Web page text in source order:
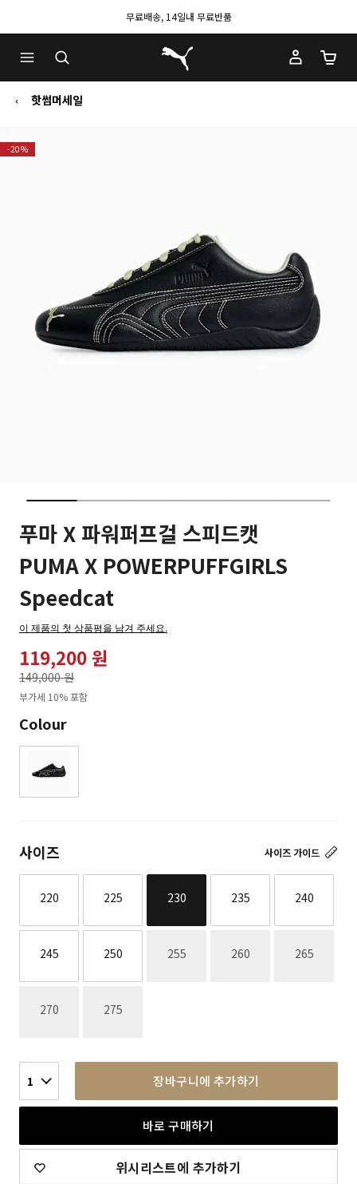
무료배송, 14일내 무료반품
푸마 홈
장바
핫썸머세일
-20%
푸마 X 파워퍼프걸 스피드캣
PUMA X POWERPUFFGIRLS
Speedcat
이 제품의 첫 상품평을 남겨 주세요.
119,200 원
149,000 원
로
부가세 10% 포함
Colour
사이즈 가이드
사이즈
220 225 230 235 240
245 250 255재고없음 260재고없음 265재고없음
270재고없음 275재고없음
1 장바구니에 추가하기
바로 구매하기
위시리스트에 추가하기